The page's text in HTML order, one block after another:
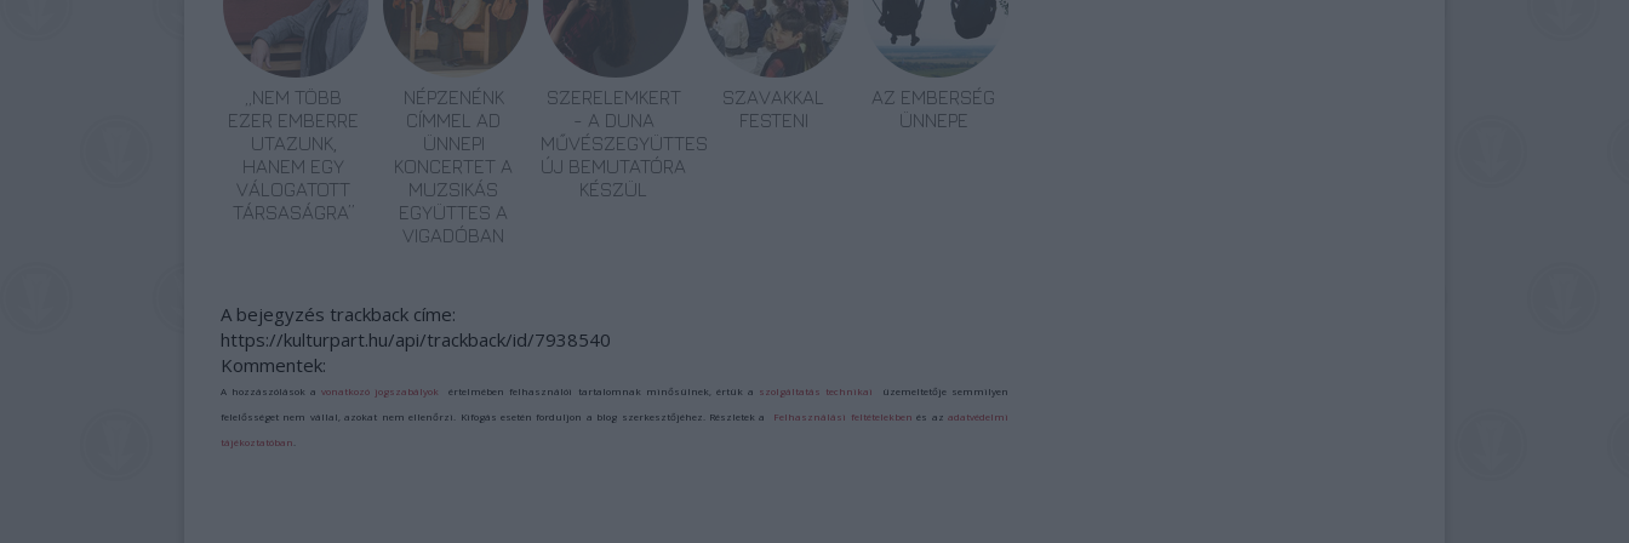
„NEM TÖBB
EZER EMBERRE
UTAZUNK,
HANEM EGY
VÁLOGATOTT
TÁRSASÁGRA”
NÉPZENÉNK
CÍMMEL AD
ÜNNEPI
KONCERTET A
MUZSIKÁS
EGYÜTTES A
VIGADÓBAN
SZERELEMKERT
- A DUNA
MŰVÉSZEGYÜTTES
ÚJ BEMUTATÓRA
KÉSZÜL
SZAVAKKAL
FESTENI
AZ EMBERSÉG
ÜNNEPE
A bejegyzés trackback címe:
https://kulturpart.hu/api/trackback/id/7938540
Kommentek:
A hozzászólások avonatkozó jogszabályok értelmében felhasználói tartalomnak minősülnek, értük a szolgáltatás technikai üzemeltetője semmilyen
felelősséget nem vállal, azokat nem ellenőrzi. Kifogás esetén forduljon a blog szerkesztőjéhez. Részletek a Felhasználási feltételekben és azadatvédelmi
tájékoztatóban